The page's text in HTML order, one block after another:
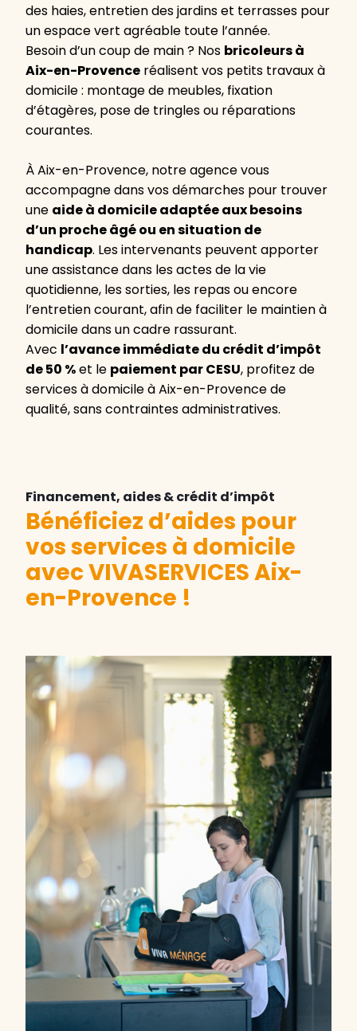
des haies, entretien des jardins et terrasses pour
un espace vert agréable toute l’année.
Besoin d’un coup de main ? Nos bricoleurs à
Aix-en-Provence réalisent vos petits travaux à
domicile : montage de meubles, fixation
d’étagères, pose de tringles ou réparations
courantes.
À Aix-en-Provence, notre agence vous
accompagne dans vos démarches pour trouver
une aide à domicile adaptée aux besoins
d’un proche âgé ou en situation de
handicap. Les intervenants peuvent apporter
une assistance dans les actes de la vie
quotidienne, les sorties, les repas ou encore
l’entretien courant, afin de faciliter le maintien à
domicile dans un cadre rassurant.
Avec l’avance immédiate du crédit d’impôt
de 50 %et le paiement par CESU, profitez de
services à domicile à Aix-en-Provence de
qualité, sans contraintes administratives.
Financement, aides & crédit d’impôt
Bénéficiez d’aides pour
vos services à domicile
avec VIVASERVICES Aix-
en-Provence !